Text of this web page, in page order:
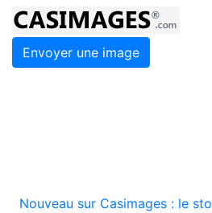
Envoyer une image
Nouveau sur Casimages : le